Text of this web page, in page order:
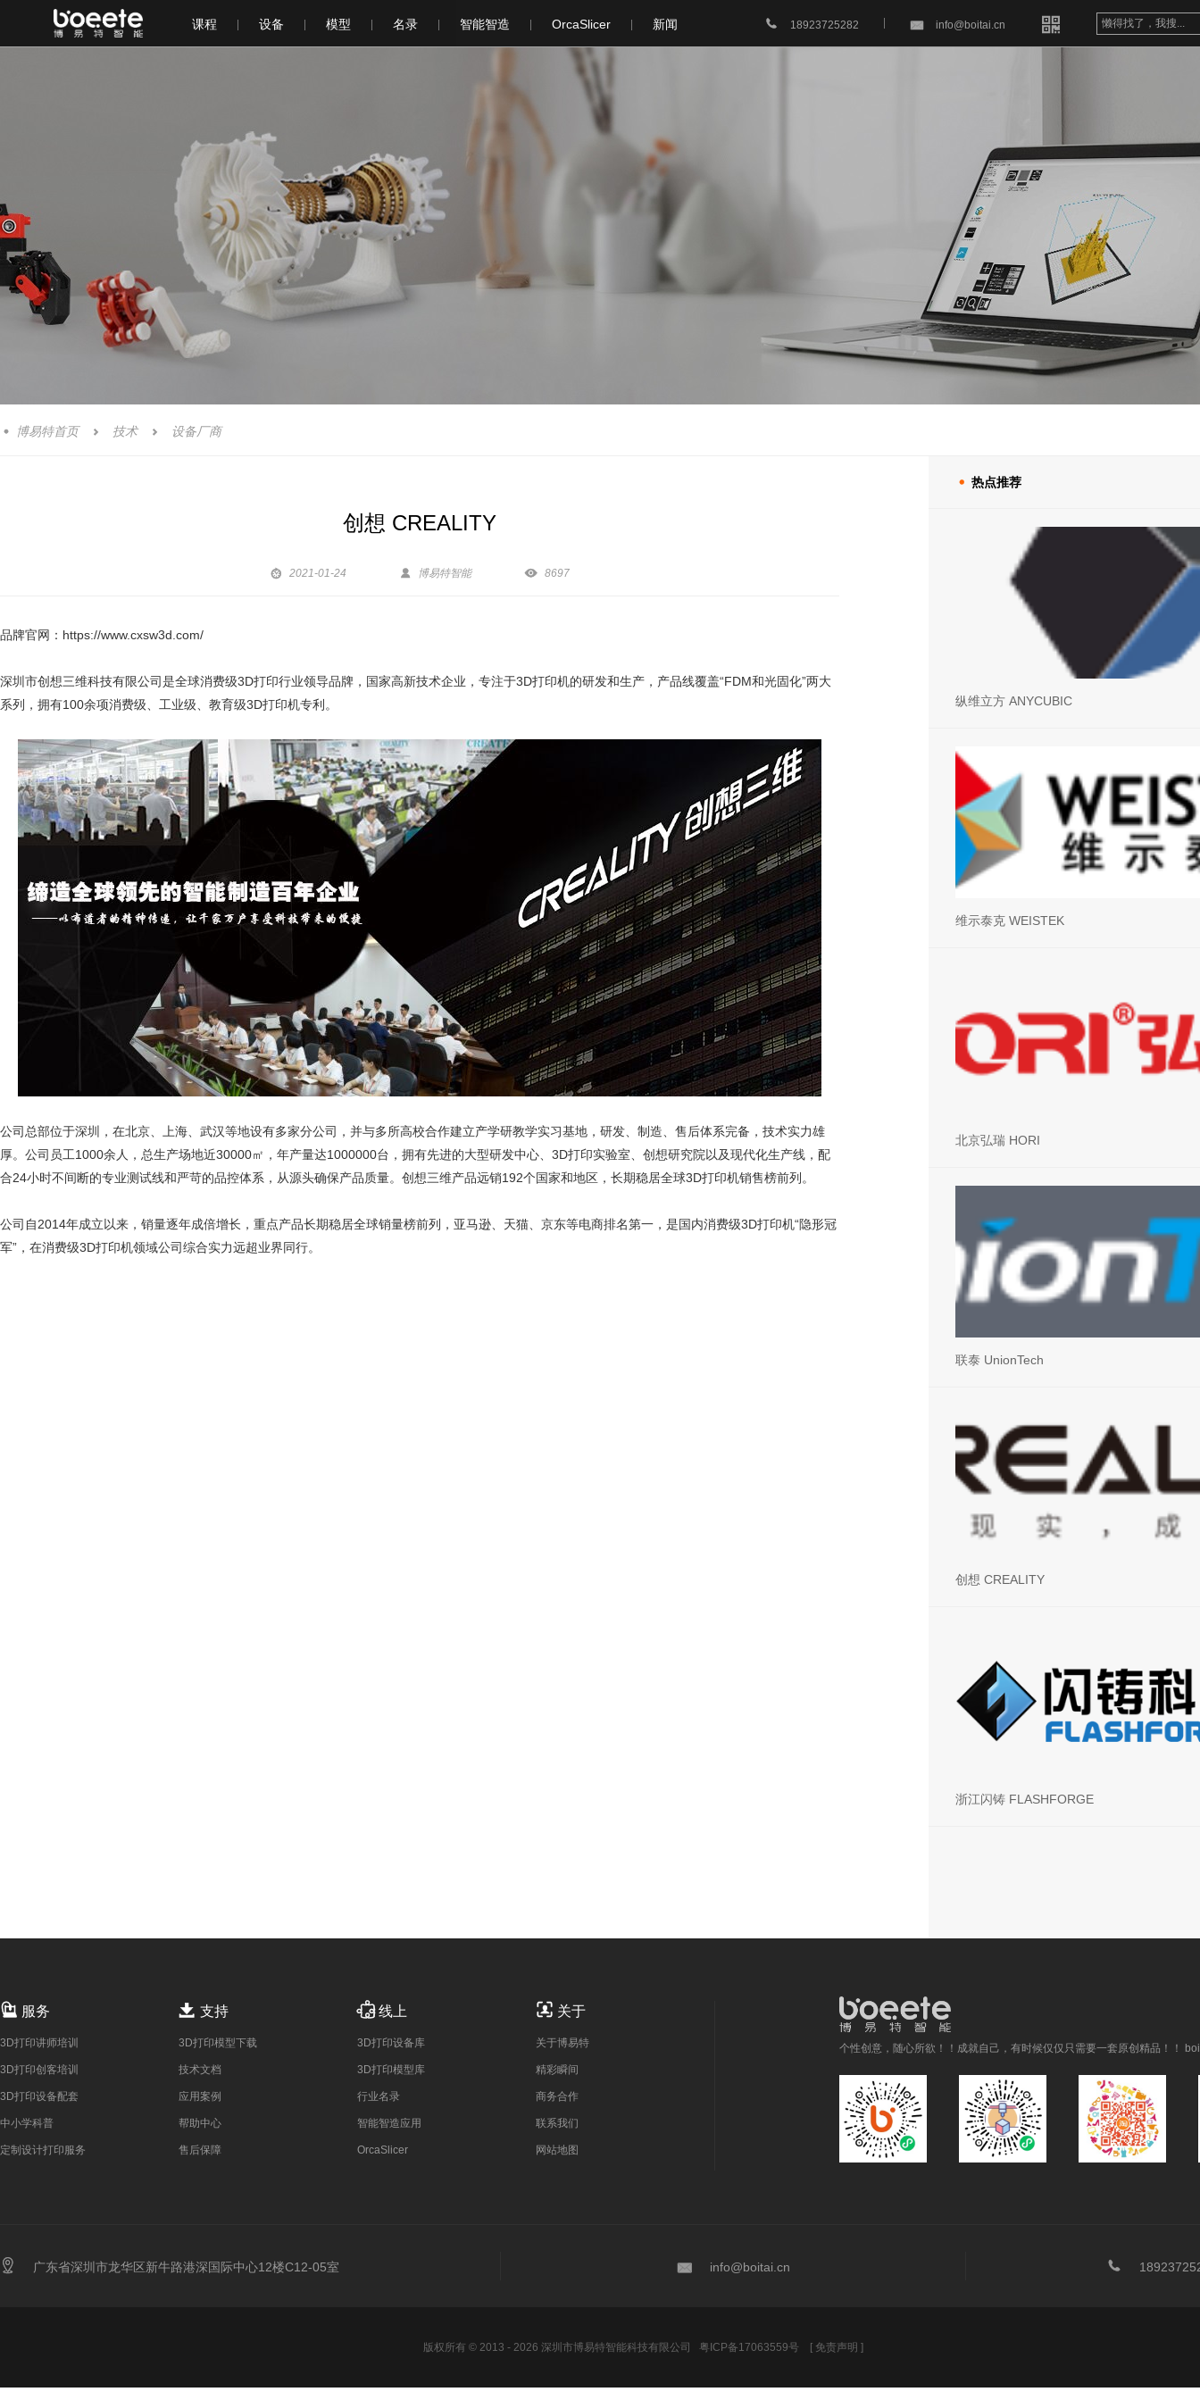
课程 设备 模型 名录 智能智造 OrcaSlicer 新闻 
 info@boitai.cn
 18923725282
 博易特首页  技术  设备厂商
创想 CREALITY
 2021-01-24  博易特智能  8697
品牌官网：https://www.cxsw3d.com/
深圳市创想三维科技有限公司是全球消费级3D打印行业领导品牌，国家高新技术企业，专注于3D打印机的研发和生产，产品线覆盖“FDM和光固化”两大
系列，拥有100余项消费级、工业级、教育级3D打印机专利。
公司总部位于深圳，在北京、上海、武汉等地设有多家分公司，并与多所高校合作建立产学研教学实习基地，研发、制造、售后体系完备，技术实力雄
厚。公司员工1000余人，总生产场地近30000㎡，年产量达1000000台，拥有先进的大型研发中心、3D打印实验室、创想研究院以及现代化生产线，配
合24小时不间断的专业测试线和严苛的品控体系，从源头确保产品质量。创想三维产品远销192个国家和地区，长期稳居全球3D打印机销售榜前列。
公司自2014年成立以来，销量逐年成倍增长，重点产品长期稳居全球销量榜前列，亚马逊、天猫、京东等电商排名第一，是国内消费级3D打印机“隐形冠
军”，在消费级3D打印机领域公司综合实力远超业界同行。
 热点推荐
纵维立方 ANYCUBIC
维示泰克 WEISTEK
北京弘瑞 HORI
联泰 UnionTech
创想 CREALITY
浙江闪铸 FLASHFORGE
 服务
3D打印讲师培训
3D打印创客培训
3D打印设备配套
中小学科普
定制设计打印服务
 支持
3D打印模型下载
技术文档
应用案例
帮助中心
售后保障
线上
3D打印设备库
3D打印模型库
行业名录
智能智造应用
OrcaSlicer
 关于
关于博易特
精彩瞬间
商务合作
联系我们
网站地图
个性创意，随心所欲！！成就自己，有时候仅仅只需要一套原创精品！！
 广东省深圳市龙华区新牛路港深国际中心12楼C12-05室  info@boitai.cn 
版权所有 © 2013 - 2026 深圳市博易特智能科技有限公司 粤ICP备17063559号 [ 免责声明 ]